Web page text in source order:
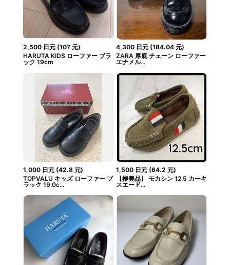
2,500 日元(107 元)
HARUTA KIDS ローファー ブラ
ック 19cm
4,300 日元 (184.04 元)
ZARA 厚底 チェーン ローファー
エナメル...
1,000 日元(42.8 元)
TOPVALU キッズ ローファー ブ
ラック 19.0c...
1,500 日元 (64.2 元)
【極美品】 モカシン 12.5 カーキ
スエード...